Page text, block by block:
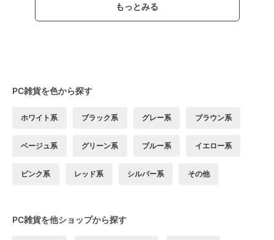
もっとみる
PC雑貨を色から探す
ホワイト系 ブラック系 グレー系 ブラウン系
ベージュ系 グリーン系 ブルー系 イエロー系
ピンク系 レッド系 シルバー系 その他
PC雑貨を他ショップから探す